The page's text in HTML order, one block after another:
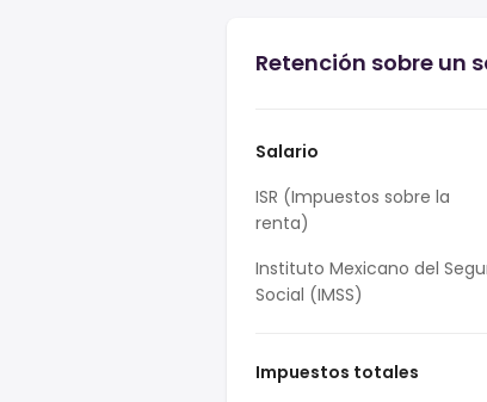
Retención sobre un
Salario
ISR (Impuestos sobre la
renta)
Instituto Mexicano del
Social (IMSS)
Impuestos totales